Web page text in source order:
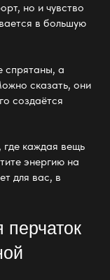
, но и чувство
в большую
спрятаны, а
сказать, они
создаётся
, где каждая вещь
энергию на
для вас, в
перчаток